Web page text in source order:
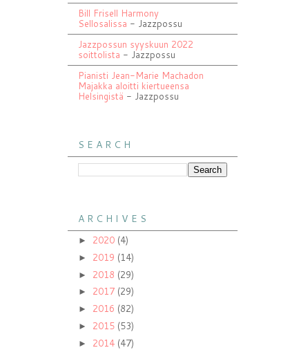
Bill Frisell Harmony
Sellosalissa - Jazzpossu
Jazzpossun syyskuun 2022
soittolista - Jazzpossu
Pianisti Jean-Marie Machadon
Majakka aloitti kiertueensa
Helsingistä - Jazzpossu
S E A R C H
A R C H I V E S
► 2020 (4)
► 2019 (14)
► 2018 (29)
► 2017 (29)
► 2016 (82)
► 2015 (53)
► 2014 (47)